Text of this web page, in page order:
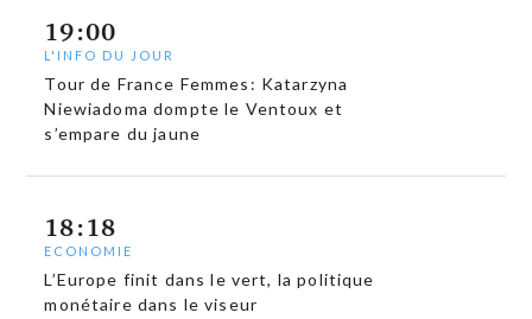
19:00
L'INFO DU JOUR
Tour de France Femmes: Katarzyna
Niewiadoma dompte le Ventoux et
s’empare du jaune
18:18
ECONOMIE
L’Europe finit dans le vert, la politique
monétaire dans le viseur